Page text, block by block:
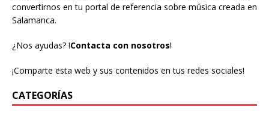
convertirnos en tu portal de referencia sobre música creada en
Salamanca.
¿Nos ayudas? !Contacta con nosotros!
¡Comparte esta web y sus contenidos en tus redes sociales!
CATEGORÍAS